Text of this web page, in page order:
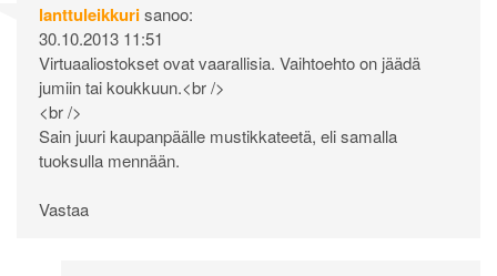
lanttuleikkurisanoo:
30.10.2013 11:51
Virtuaaliostokset ovat vaarallisia. Vaihtoehto on jäädä
jumiin tai koukkuun.<br />
<br />
Sain juuri kaupanpäälle mustikkateetä, eli samalla
tuoksulla mennään.
Vastaa